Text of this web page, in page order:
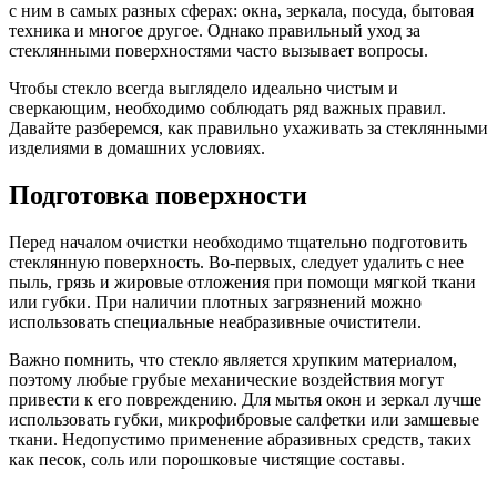
с ним в самых разных сферах: окна, зеркала, посуда, бытовая
техника и многое другое. Однако правильный уход за
стеклянными поверхностями часто вызывает вопросы.
Чтобы стекло всегда выглядело идеально чистым и
сверкающим, необходимо соблюдать ряд важных правил.
Давайте разберемся, как правильно ухаживать за стеклянными
изделиями в домашних условиях.
Подготовка поверхности
Перед началом очистки необходимо тщательно подготовить
стеклянную поверхность. Во-первых, следует удалить с нее
пыль, грязь и жировые отложения при помощи мягкой ткани
или губки. При наличии плотных загрязнений можно
использовать специальные неабразивные очистители.
Важно помнить, что стекло является хрупким материалом,
поэтому любые грубые механические воздействия могут
привести к его повреждению. Для мытья окон и зеркал лучше
использовать губки, микрофибровые салфетки или замшевые
ткани. Недопустимо применение абразивных средств, таких
как песок, соль или порошковые чистящие составы.